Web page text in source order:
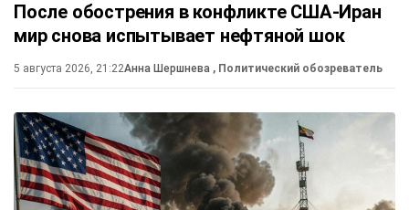
После обострения в конфликте США-Иран
мир снова испытывает нефтяной шок
5 августа 2026, 21:22Анна Шершнева , Политический обозреватель